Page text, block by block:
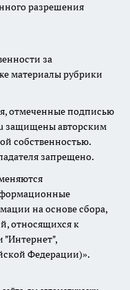
разрешения
за
материалы рубрики
отмеченные подписью
защищены авторским
собственностью.
запрещено.
на основе сбора,
относящихся к
"Интернет",
Федерации)».